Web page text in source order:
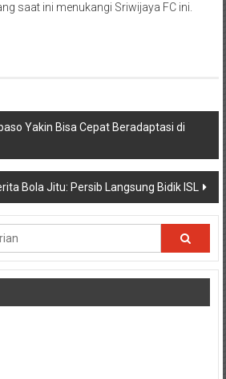
saat ini menukangi Sriwijaya FC ini.
Yakin Bisa Cepat Beradaptasi di
Bola Jitu: Persib Langsung Bidik ISL